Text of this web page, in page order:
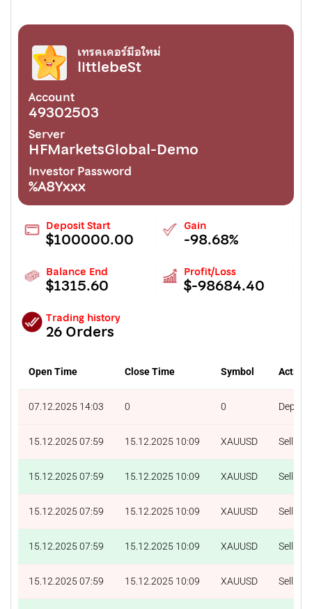
เทรดเดอร์มือใหม่
littlebeSt
Account
49302503
Server
HFMarketsGlobal-Demo
Investor Password
%A8Yxxx
Deposit Start
$100000.00
Gain
-98.68%
Balance End
$1315.60
Profit/Loss
$-98684.40
Trading history
26 Orders
Open Time Close Time Symbol Action
07.12.2025 14:03 0 0 Deposit
15.12.2025 07:59 15.12.2025 10:09 XAUUSD Sell
15.12.2025 07:59 15.12.2025 10:09 XAUUSD Sell
15.12.2025 07:59 15.12.2025 10:09 XAUUSD Sell
15.12.2025 07:59 15.12.2025 10:09 XAUUSD Sell
15.12.2025 07:59 15.12.2025 10:09 XAUUSD Sell